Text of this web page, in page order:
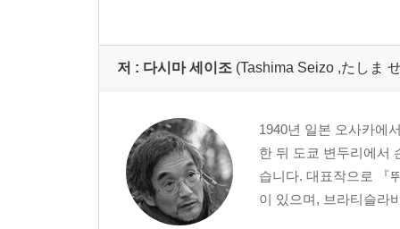
저 : 다시마 세이조 (Tashima Seizo ,たしま
1940년 일본 오사카에
한 뒤 도쿄 변두리에서
습니다. 대표작으로 『
이 있으며, 브라티슬라